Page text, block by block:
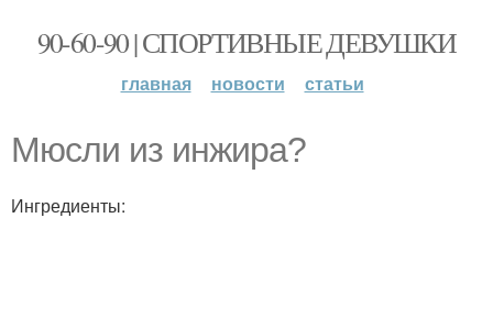
90-60-90 | СПОРТИВНЫЕ ДЕВУШКИ
главная новости статьи
Мюсли из инжира?
Ингредиенты: